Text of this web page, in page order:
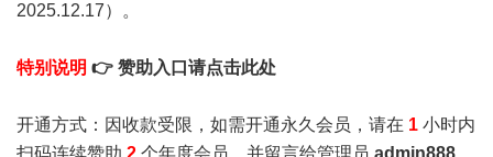
2025.12.17）。
特别说明 👉 赞助入口请点击此处
开通方式：因收款受限，如需开通永久会员，请在 1 小时内
扫码连续赞助 2 个年度会员，并留言给管理员 admin888